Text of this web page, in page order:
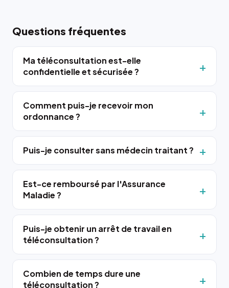
Questions fréquentes
Ma téléconsultation est-elle
confidentielle et sécurisée ?
Comment puis-je recevoir mon
ordonnance ?
Puis-je consulter sans médecin traitant ?
Est-ce remboursé par l'Assurance
Maladie ?
Puis-je obtenir un arrêt de travail en
téléconsultation ?
Combien de temps dure une
téléconsultation ?